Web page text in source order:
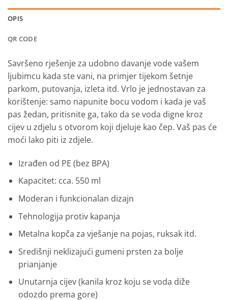
OPIS
QR CODE
Savršeno rješenje za udobno davanje vode vašem
ljubimcu kada ste vani, na primjer tijekom šetnje
parkom, putovanja, izleta itd. Vrlo je jednostavan za
korištenje: samo napunite bocu vodom i kada je vaš
pas žedan, pritisnite ga, tako da se voda digne kroz
cijev u zdjelu s otvorom koji djeluje kao čep. Vaš pas će
moći lako piti iz zdjele.
Izrađen od PE (bez BPA)
Kapacitet: cca. 550 ml
Moderan i funkcionalan dizajn
Tehnologija protiv kapanja
Metalna kopča za vješanje na pojas, ruksak itd.
Središnji neklizajući gumeni prsten za bolje
prianjanje
Unutarnja cijev (kanila kroz koju se voda diže
odozdo prema gore)